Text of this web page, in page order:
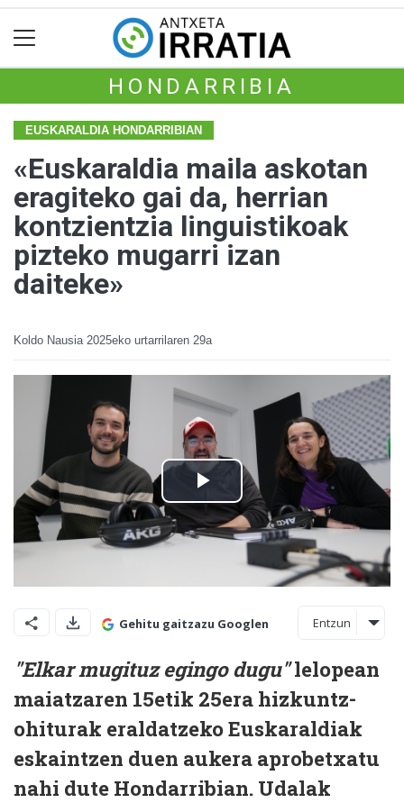
HONDARRIBIA
EUSKARALDIA HONDARRIBIAN
«Euskaraldia maila askotan
eragiteko gai da, herrian
kontzientzia linguistikoak
pizteko mugarri izan
daiteke»
Koldo Nausia 2025eko urtarrilaren 29a
Gehitu gaitzazu Googlen Entzun
"Elkar mugituz egingo dugu"lelopean
maiatzaren 15etik 25era hizkuntz-
ohiturak eraldatzeko Euskaraldiak
eskaintzen duen aukera aprobetxatu
nahi dute Hondarribian. Udalak